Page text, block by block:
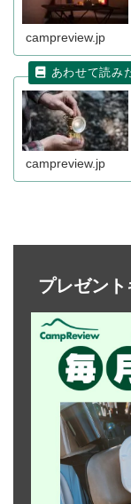
campreview.jp
campreview.jp
プレゼン